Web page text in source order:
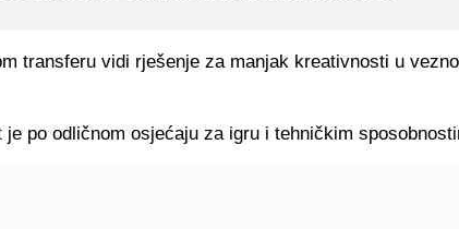
transferu vidi rješenje za manjak kreativnosti u
je po odličnom osjećaju za igru i tehničkim